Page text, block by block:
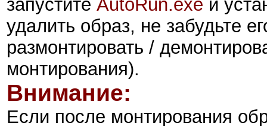
запустите AutoRun.exe и
удалить образ, не забудьте
размонтировать /
монтирования).
Внимание:
Если после монтирования